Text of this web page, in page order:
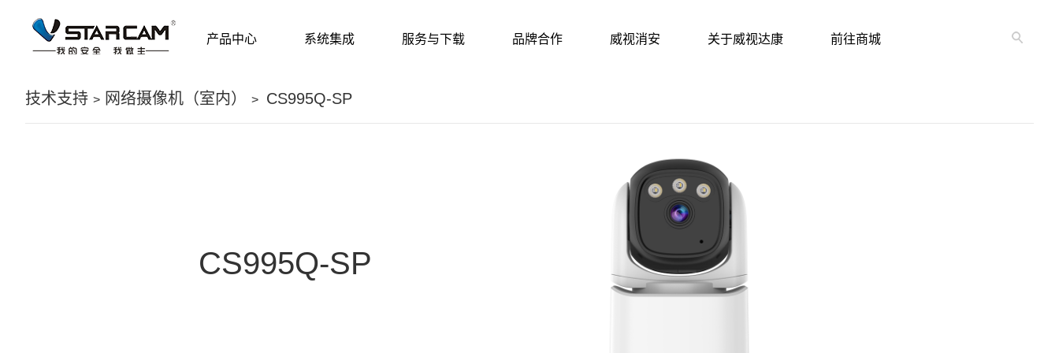
产品中心 系统集成 服务与下载 品牌合作 威视消安 关于威视达康 前往商城
技术支持 > 网络摄像机（室内） > CS995Q-SP
CS995Q-SP